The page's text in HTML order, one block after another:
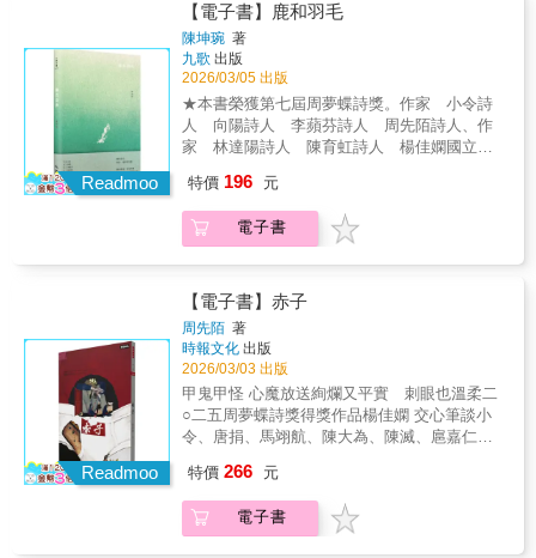
貓」的小事，卻因此被命名，被溫柔地擁抱。
輯二〈美麗而卑微〉細看那些被忽略的碎片：
鈕釦漆屑、紙花、日子的紅豆、未寄出的信。
詩人相信，真正支撐我們的，是這些微小而頑
固的雜質與殘缺，它們讓人仍能在反覆受傷
後，對世界保有信任。進入輯三〈你體內曾是
黃昏的事物〉，秋意與老去浮現，失眠、藥
片、黃昏與火車月台交疊成一部個人史。詩人
聆聽骨頭裡發出的聲音，學習與自己的陰影共
代與死亡：火葬場旁的性愛、被時代送別的靈
魂、雨中孤兒院與乳品店的風，同時是告別，
也是守夜。這部詩集寫透了一個人與生活長期
對峙又相愛的過程：即使世界殘破，仍願為了
一碗粥、一盞燈、一個還在跳動的名字，而再
一次輕輕地活下去。適合在疲憊的夜晚與最安
靜的清晨慢慢對讀，替那些還說不出口的心
事，找到一種溫柔而堅定的語言。
Readmoo
【電子書】鹿和羽毛
陳坤琬 著
九歌 出版
2026/03/05 出版
★本書榮獲第七屆周夢蝶詩獎。作家 小令詩
人 向陽詩人 李蘋芬詩人 周先陌詩人、作
家 林達陽詩人 陳育虹詩人 楊佳嫻國立屏
有冊店 ū tsheh-tiàm 店長2號 謝三進溫柔推薦
《鹿和羽毛》是一本時間的詩集。在幻夢與真
實之間，圍繞記憶。記憶最多的，也許是愛；
純粹的樣子顯現。記憶總是逐漸安靜，輕輕向
每個自己道別；留下時間與那些，未曾真正離
去的光線。《鹿和羽毛》也是一本寫給內在女
性的詩集。羽毛在詩集裡不停穿越，穿越許多
有鹿的地方；沒有路的時候，羽毛就穿越自
己。羽毛越穿越越薄，薄到足夠穿越記憶的空
隙、穿越遠去的河水，與鹿道別。剩下的路，
依然吹拂，依然充滿樹影與光線。
特價 196 元
電子書
Readmoo
【電子書】赤子
周先陌 著
時報文化 出版
2026/03/03 出版
甲鬼甲怪 心魔放送絢爛又平實 刺眼也溫柔二
○二五周夢蝶詩獎得獎作品楊佳嫻 交心筆談小
令、唐捐、馬翊航、陳大為、陳滅、扈嘉仁、
周先陌說：「對於一個詩人來說，我來晚了，
這個年齡出版詩集不能算是早慧。」不過，所
謂的遲到並無法掩蓋他首部作品的光芒。在二
特價 266 元
電子書